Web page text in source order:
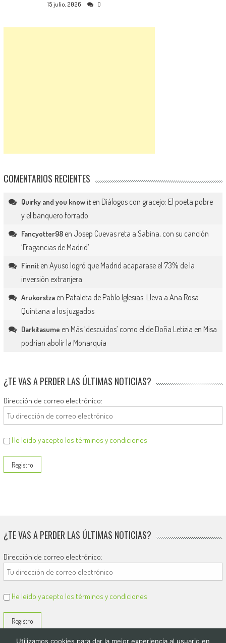
15 julio, 2026 0
COMENTARIOS RECIENTES
Quirky and you know iten Diálogos con gracejo: El poeta pobre
y el banquero forrado
Fancyotter98en Josep Cuevas reta a Sabina, con su canción
‘Fragancias de Madrid’
Finniten Ayuso logró que Madrid acaparase el 73% de la
inversión extranjera
Arukorstzaen Pataleta de Pablo Iglesias: Lleva a Ana Rosa
Quintana a los juzgados
Darkitasume en Más ‘descuidos’ como el de Doña Letizia en Misa
podrían abolir la Monarquía
¿TE VAS A PERDER LAS ÚLTIMAS NOTICIAS?
Dirección de correo electrónico:
He leído y acepto los términos y condiciones
¿TE VAS A PERDER LAS ÚLTIMAS NOTICIAS?
Dirección de correo electrónico:
He leído y acepto los términos y condiciones
Utilizamos cookies para dar la mejor experiencia al usuario en